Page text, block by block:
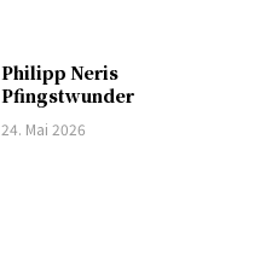
Philipp Neris
Pfingstwunder
24. Mai 2026